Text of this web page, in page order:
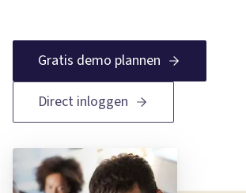
Gratis demo plannen
Direct inloggen